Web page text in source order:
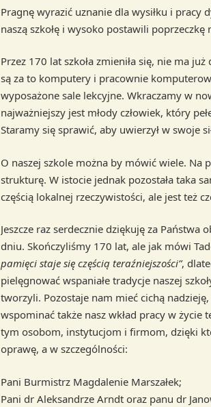
Pragnę wyrazić uznanie dla wysiłku i
naszą szkołę i wysoko postawili
Przez 170 lat szkoła zmieniła się, nie ma
są za to komputery i pracownie
wyposażone sale lekcyjne. Wkraczamy w
najważniejszy jest młody człowiek, który
Staramy się sprawić, aby uwierzył w swoje
O naszej szkole można by mówić wiele. Na
strukturę. W istocie jednak pozostała taka
częścią lokalnej rzeczywistości, ale jest też
Jeszcze raz serdecznie dziękuję za
dniu. Skończyliśmy 170 lat, ale jak mówi
pamięci staje się częścią teraźniejszości”,
pielęgnować wspaniałe tradycje naszej
tworzyli. Pozostaje nam mieć cichą
wspominać także nasz wkład pracy w życie
tym osobom, instytucjom i firmom, dzięki
oprawę, a w szczególności:
Pani Burmistrz Magdalenie Marszałek;
Pani dr Aleksandrze Arndt oraz panu dr